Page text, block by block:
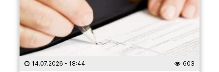
14.07.2026 - 18:44 603